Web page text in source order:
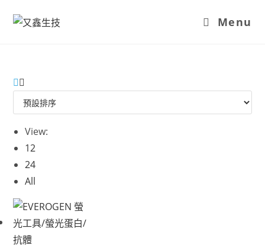
Menu
View:
12
24
All